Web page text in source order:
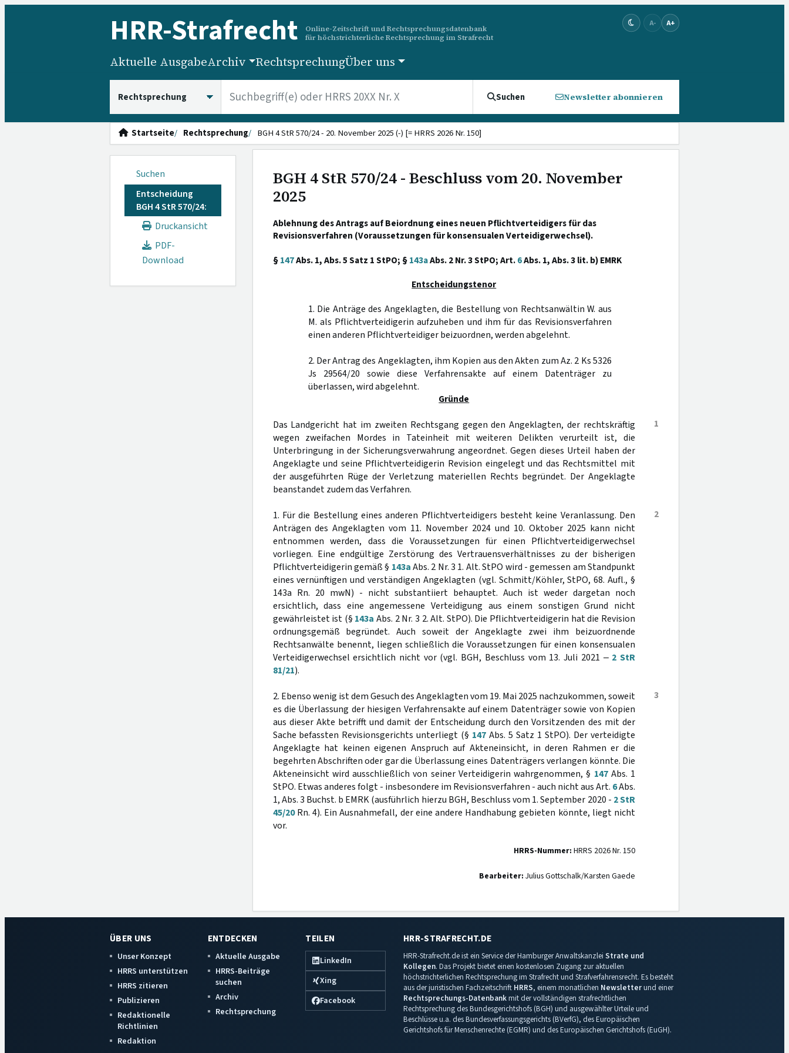
HRR-Strafrecht
Online-Zeitschrift und Rechtsprechungsdatenbank
für höchstrichterliche Rechtsprechung im Strafrecht
A- A+
Aktuelle AusgabeArchiv RechtsprechungÜber uns
Suchen Newsletter abonnieren
Startseite Rechtsprechung BGH 4 StR 570/24 - 20. November 2025 (-) [= HRRS 2026 Nr. 150]
Suchen
Entscheidung
BGH 4 StR 570/24:
Druckansicht
PDF-
Download
BGH 4 StR 570/24 - Beschluss vom 20. November
2025
Ablehnung des Antrags auf Beiordnung eines neuen Pflichtverteidigers für das
Revisionsverfahren (Voraussetzungen für konsensualen Verteidigerwechsel).
§147Abs. 1, Abs. 5 Satz 1 StPO; §143aAbs. 2 Nr. 3 StPO; Art.6Abs. 1, Abs. 3 lit. b) EMRK
Entscheidungstenor
1. Die Anträge des Angeklagten, die Bestellung von Rechtsanwältin W. aus
M. als Pflichtverteidigerin aufzuheben und ihm für das Revisionsverfahren
einen anderen Pflichtverteidiger beizuordnen, werden abgelehnt.
2. Der Antrag des Angeklagten, ihm Kopien aus den Akten zum Az. 2 Ks 5326
Js 29564/20 sowie diese Verfahrensakte auf einem Datenträger zu
überlassen, wird abgelehnt.
Gründe
1
Das Landgericht hat im zweiten Rechtsgang gegen den Angeklagten, der rechtskräftig
wegen zweifachen Mordes in Tateinheit mit weiteren Delikten verurteilt ist, die
Unterbringung in der Sicherungsverwahrung angeordnet. Gegen dieses Urteil haben der
Angeklagte und seine Pflichtverteidigerin Revision eingelegt und das Rechtsmittel mit
der ausgeführten Rüge der Verletzung materiellen Rechts begründet. Der Angeklagte
beanstandet zudem das Verfahren.
2
1. Für die Bestellung eines anderen Pflichtverteidigers besteht keine Veranlassung. Den
Anträgen des Angeklagten vom 11. November 2024 und 10. Oktober 2025 kann nicht
entnommen werden, dass die Voraussetzungen für einen Pflichtverteidigerwechsel
vorliegen. Eine endgültige Zerstörung des Vertrauensverhältnisses zu der bisherigen
Pflichtverteidigerin gemäß § 143aAbs. 2 Nr. 3 1. Alt. StPO wird - gemessen am Standpunkt
eines vernünftigen und verständigen Angeklagten (vgl. Schmitt/Köhler, StPO, 68. Aufl., §
143a Rn. 20 mwN) - nicht substantiiert behauptet. Auch ist weder dargetan noch
ersichtlich, dass eine angemessene Verteidigung aus einem sonstigen Grund nicht
gewährleistet ist (§ 143a Abs. 2 Nr. 3 2. Alt. StPO). Die Pflichtverteidigerin hat die Revision
ordnungsgemäß begründet. Auch soweit der Angeklagte zwei ihm beizuordnende
Rechtsanwälte benennt, liegen schließlich die Voraussetzungen für einen konsensualen
Verteidigerwechsel ersichtlich nicht vor (vgl. BGH, Beschluss vom 13. Juli 2021 ‒ 2 StR
81/21).
3
2. Ebenso wenig ist dem Gesuch des Angeklagten vom 19. Mai 2025 nachzukommen, soweit
es die Überlassung der hiesigen Verfahrensakte auf einem Datenträger sowie von Kopien
aus dieser Akte betrifft und damit der Entscheidung durch den Vorsitzenden des mit der
Sache befassten Revisionsgerichts unterliegt (§ 147 Abs. 5 Satz 1 StPO). Der verteidigte
Angeklagte hat keinen eigenen Anspruch auf Akteneinsicht, in deren Rahmen er die
begehrten Abschriften oder gar die Überlassung eines Datenträgers verlangen könnte. Die
Akteneinsicht wird ausschließlich von seiner Verteidigerin wahrgenommen, § 147Abs. 1
StPO. Etwas anderes folgt - insbesondere im Revisionsverfahren - auch nicht aus Art. 6Abs.
1, Abs. 3 Buchst. b EMRK (ausführlich hierzu BGH, Beschluss vom 1. September 2020 - 2 StR
45/20Rn. 4). Ein Ausnahmefall, der eine andere Handhabung gebieten könnte, liegt nicht
vor.
HRRS-Nummer: HRRS 2026 Nr. 150
Bearbeiter: Julius Gottschalk/Karsten Gaede
ÜBER UNS
Unser Konzept
HRRS unterstützen
HRRS zitieren
Publizieren
Redaktionelle
Richtlinien
Redaktion
ENTDECKEN
Aktuelle Ausgabe
HRRS-Beiträge
suchen
Archiv
Rechtsprechung
TEILEN
LinkedIn
Xing
Facebook
HRR-STRAFRECHT.DE
HRR-Strafrecht.de ist ein Service der Hamburger Anwaltskanzlei Strate und
Kollegen. Das Projekt bietet einen kostenlosen Zugang zur aktuellen
höchstrichterlichen Rechtsprechung im Strafrecht und Strafverfahrensrecht. Es besteht
aus der juristischen Fachzeitschrift HRRS, einem monatlichen Newsletterund einer
Rechtsprechungs-Datenbankmit der vollständigen strafrechtlichen
Rechtsprechung des Bundesgerichtshofs (BGH) und ausgewählter Urteile und
Beschlüsse u.a. des Bundesverfassungsgerichts (BVerfG), des Europäischen
Gerichtshofs für Menschenrechte (EGMR) und des Europäischen Gerichtshofs (EuGH).